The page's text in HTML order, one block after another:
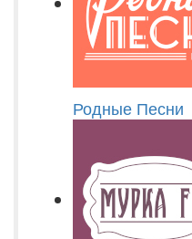
Родные Песни